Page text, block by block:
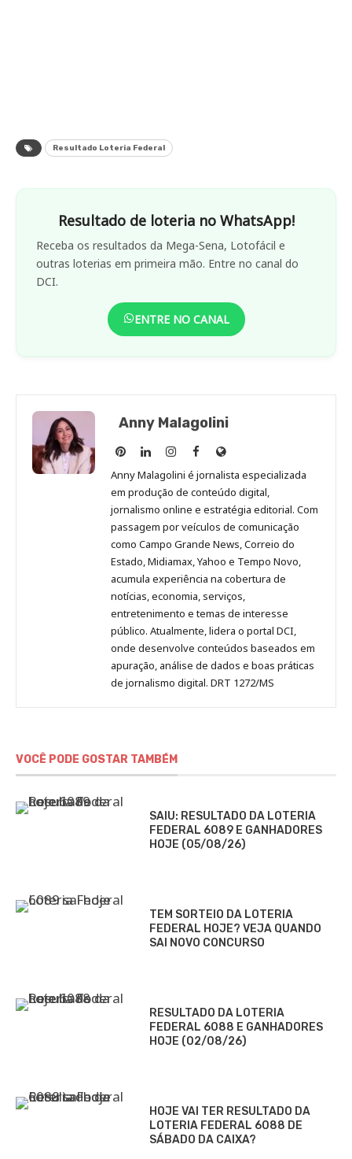
Resultado Loteria Federal
Resultado de loteria no WhatsApp!
Receba os resultados da Mega-Sena, Lotofácil e
outras loterias em primeira mão. Entre no canal do
DCI.
ENTRE NO CANAL
Anny Malagolini
Anny
Malagolini
no
Pinterest
Anny
Malagolini
no
LinkedIn
Anny
Malagolini
no
Instagram
Anny
Malagolini
no
Facebook
Site
de
Anny
Malagolini
Anny Malagolini é jornalista especializada
em produção de conteúdo digital,
jornalismo online e estratégia editorial. Com
passagem por veículos de comunicação
como Campo Grande News, Correio do
Estado, Midiamax, Yahoo e Tempo Novo,
acumula experiência na cobertura de
notícias, economia, serviços,
entretenimento e temas de interesse
público. Atualmente, lidera o portal DCI,
onde desenvolve conteúdos baseados em
apuração, análise de dados e boas práticas
de jornalismo digital. DRT 1272/MS
VOCÊ PODE GOSTAR TAMBÉM
SAIU: RESULTADO DA LOTERIA
FEDERAL 6089 E GANHADORES
HOJE (05/08/26)
TEM SORTEIO DA LOTERIA
FEDERAL HOJE? VEJA QUANDO
SAI NOVO CONCURSO
RESULTADO DA LOTERIA
FEDERAL 6088 E GANHADORES
HOJE (02/08/26)
HOJE VAI TER RESULTADO DA
LOTERIA FEDERAL 6088 DE
SÁBADO DA CAIXA?